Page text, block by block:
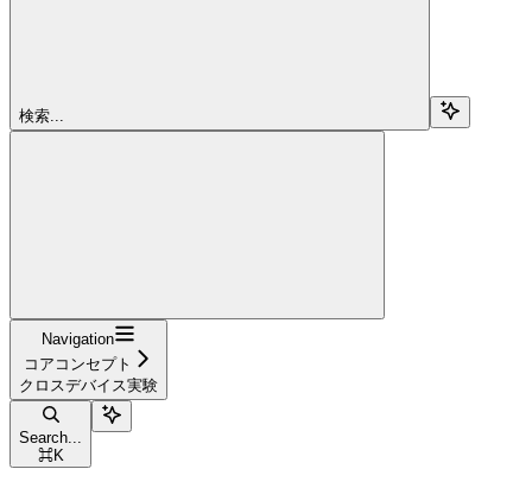
検索...
Navigation
コアコンセプト
クロスデバイス実験
Search...
⌘K